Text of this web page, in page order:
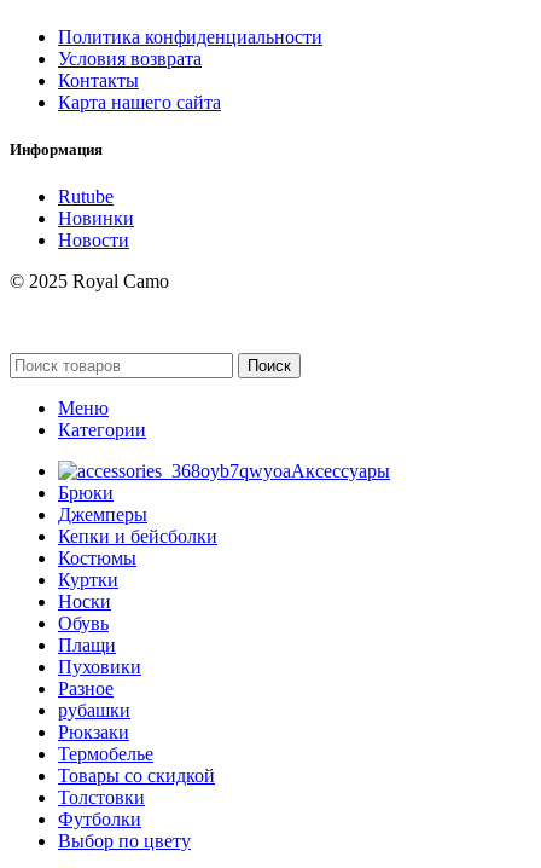
Политика конфиденциальности
Условия возврата
Контакты
Карта нашего сайта
Информация
Rutube
Новинки
Новости
© 2025 Royal Camo
Поиск
Меню
Категории
Аксессуары
Брюки
Джемперы
Кепки и бейсболки
Костюмы
Куртки
Носки
Обувь
Плащи
Пуховики
Разное
рубашки
Рюкзаки
Термобелье
Товары со скидкой
Толстовки
Футболки
Выбор по цвету